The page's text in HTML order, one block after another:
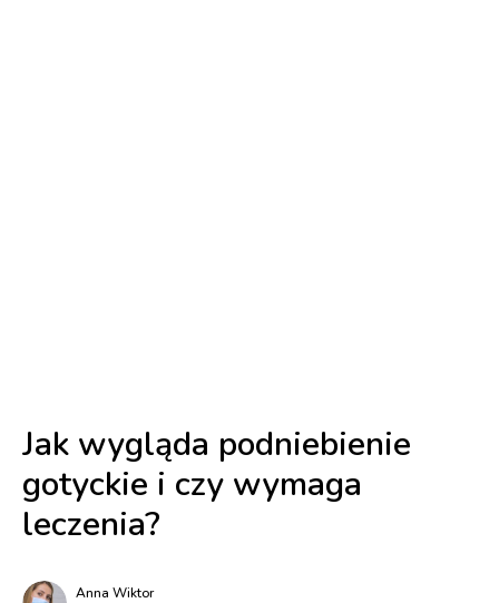
Jak wygląda podniebienie
gotyckie i czy wymaga
leczenia?
Anna Wiktor